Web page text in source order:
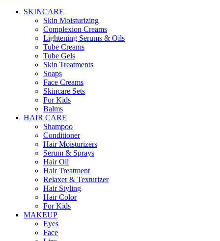
SKINCARE
Skin Moisturizing
Complexion Creams
Lightening Serums & Oils
Tube Creams
Tube Gels
Skin Treatments
Soaps
Face Creams
Skincare Sets
For Kids
Balms
HAIR CARE
Shampoo
Conditioner
Hair Moisturizers
Serum & Sprays
Hair Oil
Hair Treatment
Relaxer & Texturizer
Hair Styling
Hair Color
For Kids
MAKEUP
Eyes
Face